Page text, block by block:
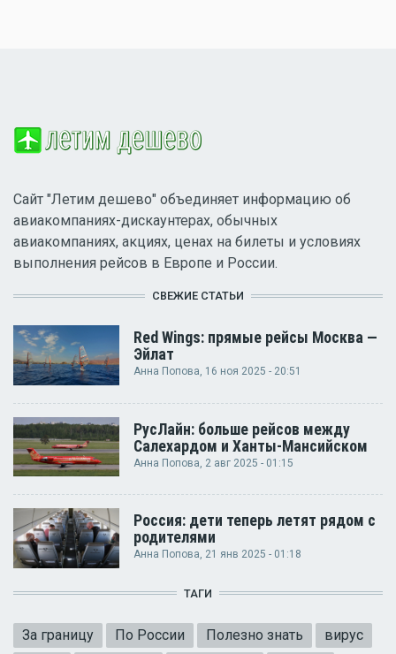
Сайт "Летим дешево" объединяет информацию об
авиакомпаниях-дискаунтерах, обычных
авиакомпаниях, акциях, ценах на билеты и условиях
выполнения рейсов в Европе и России.
СВЕЖИЕ СТАТЬИ
Red Wings: прямые рейсы Москва —
Эйлат
Анна Попова, 16 ноя 2025 - 20:51
РусЛайн: больше рейсов между
Салехардом и Ханты-Мансийском
Анна Попова , 2 авг 2025 - 01:15
Россия: дети теперь летят рядом с
родителями
Анна Попова, 21 янв 2025 - 01:18
ТАГИ
За границу По России Полезно знать
вирус